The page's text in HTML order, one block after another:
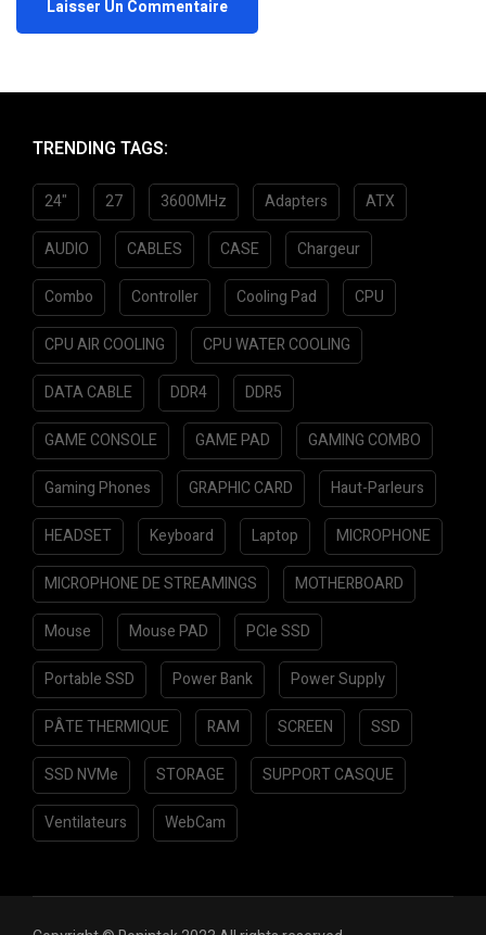
TRENDING TAGS:
24" 27 3600MHz Adapters ATX
AUDIO CABLES CASE Chargeur
Combo Controller Cooling Pad CPU
CPU AIR COOLING CPU WATER COOLING
DATA CABLE DDR4 DDR5
GAME CONSOLE GAME PAD GAMING COMBO
Gaming Phones GRAPHIC CARD Haut-Parleurs
HEADSET Keyboard Laptop MICROPHONE
MICROPHONE DE STREAMINGS MOTHERBOARD
Mouse Mouse PAD PCIe SSD
Portable SSD Power Bank Power Supply
PÂTE THERMIQUE RAM SCREEN SSD
SSD NVMe STORAGE SUPPORT CASQUE
Ventilateurs WebCam